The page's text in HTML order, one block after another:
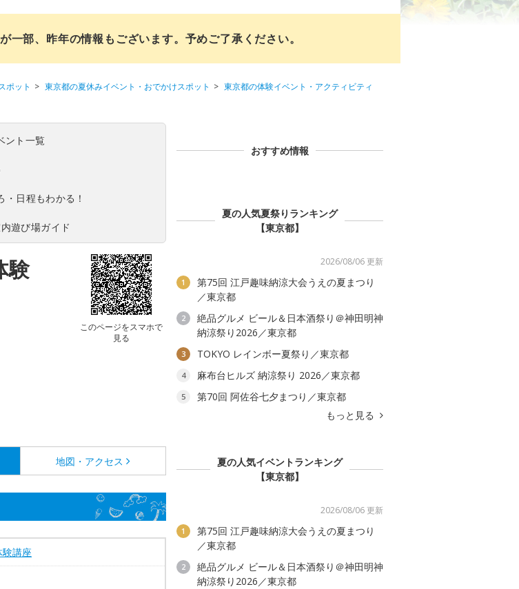
一部、昨年の情報もございます。予めご了承ください。
ポット 東京都の夏休みイベント・おでかけスポット
東京都の体験イベント・アクティビティ
ント一覧
日程もわかる！
遊び場ガイド
験
このページをスマホで
見る
地図・アクセス
講座
おすすめ情報
夏の人気夏祭りランキング
【東京都】
2026/08/06 更新
1
第75回 江戸趣味納涼大会うえの夏まつり
／東京都
2
絶品グルメ ビール＆日本酒祭り＠神田明神
納涼祭り2026／東京都
3 TOKYO レインボー夏祭り／東京都
4 麻布台ヒルズ 納涼祭り 2026／東京都
5
第70回 阿佐谷七夕まつり／東京都
もっと見る
夏の人気イベントランキング
【東京都】
2026/08/06 更新
1
第75回 江戸趣味納涼大会うえの夏まつり
／東京都
2
絶品グルメ ビール＆日本酒祭り＠神田明神
納涼祭り2026／東京都